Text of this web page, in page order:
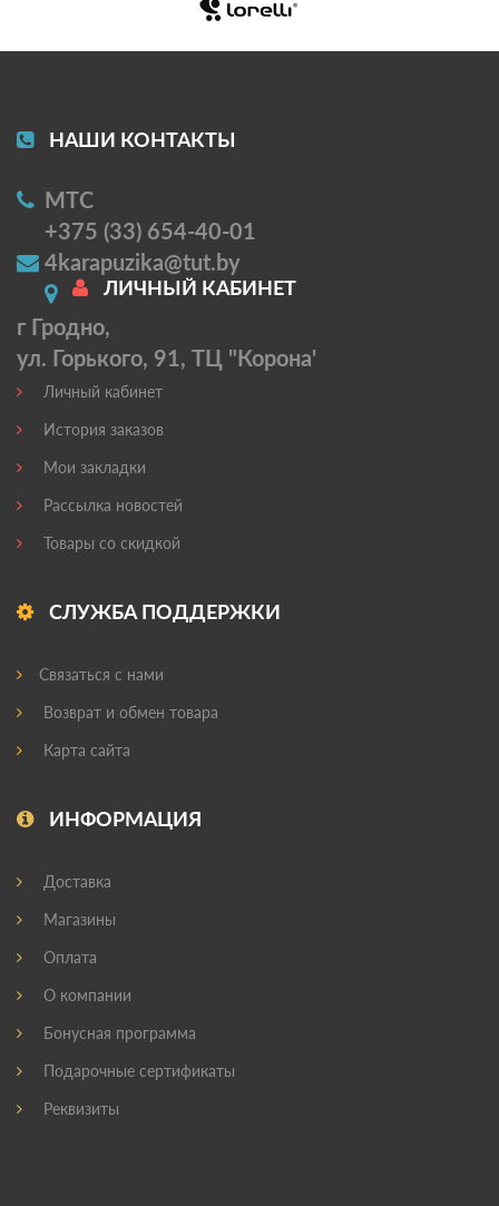
НАШИ КОНТАКТЫ
МТС
+375 (33) 654-40-01
4karapuzika@tut.by
г Гродно,
ул. Горького, 91, ТЦ "Корона'
ЛИЧНЫЙ КАБИНЕТ
Личный кабинет
История заказов
Мои закладки
Рассылка новостей
Товары со скидкой
СЛУЖБА ПОДДЕРЖКИ
Связаться с нами
Возврат и обмен товара
Карта сайта
ИНФОРМАЦИЯ
Доставка
Магазины
Оплата
О компании
Бонусная программа
Подарочные сертификаты
Реквизиты